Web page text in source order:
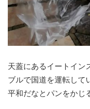
天蓋にあるイートイン
ブルで国道を運転して
平和だなとパンをかじ